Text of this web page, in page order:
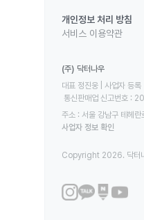
개인정보 처리 방침
서비스 이용약관
(주) 닥터나우
대표 정진웅 | 사업자
통신판매업 신고번호
주소 : 서울 강남구 테헤
사업자 정보 확인
Copyright 2026. 닥터